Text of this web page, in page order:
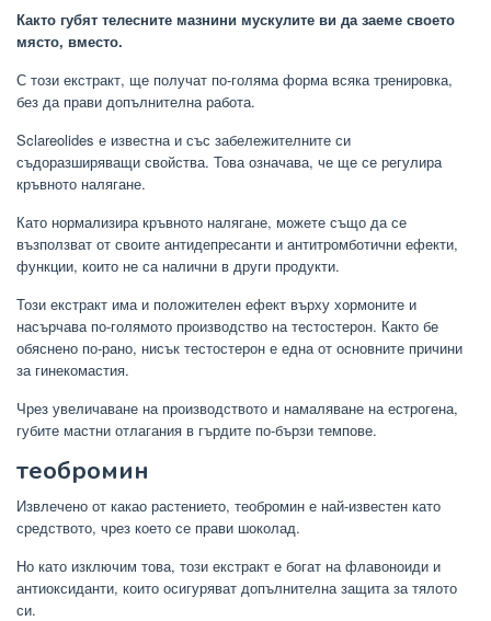
Както губят телесните мазнини мускулите ви да заеме своето
място, вместо.
С този екстракт, ще получат по-голяма форма всяка тренировка,
без да прави допълнителна работа.
Sclareolides е известна и със забележителните си
съдоразширяващи свойства. Това означава, че ще се регулира
кръвното налягане.
Като нормализира кръвното налягане, можете също да се
възползват от своите антидепресанти и антитромботични ефекти,
функции, които не са налични в други продукти.
Този екстракт има и положителен ефект върху хормоните и
насърчава по-голямото производство на тестостерон. Както бе
обяснено по-рано, нисък тестостерон е една от основните причини
за гинекомастия.
Чрез увеличаване на производството и намаляване на естрогена,
губите мастни отлагания в гърдите по-бързи темпове.
теобромин
Извлечено от какао растението, теобромин е най-известен като
средството, чрез което се прави шоколад.
Но като изключим това, този екстракт е богат на флавоноиди и
антиоксиданти, които осигуряват допълнителна защита за тялото
си.